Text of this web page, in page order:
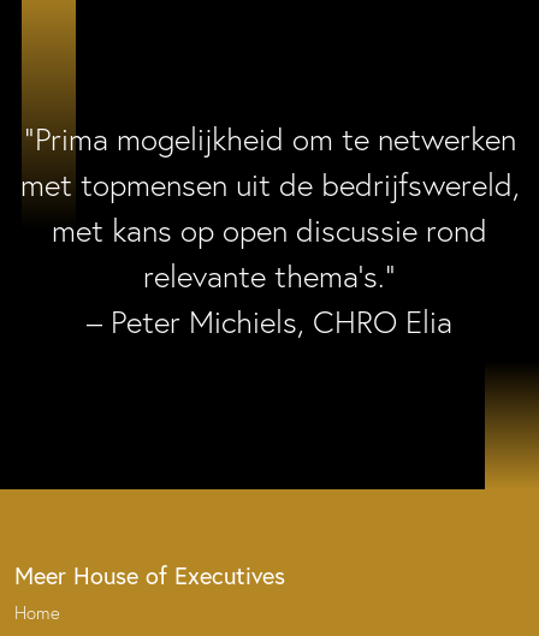
“Prima mogelijkheid om te netwerken
met topmensen uit de bedrijfswereld,
met kans op open discussie rond
relevante thema’s.”
– Peter Michiels, CHRO Elia
Meer House of Executives
Home